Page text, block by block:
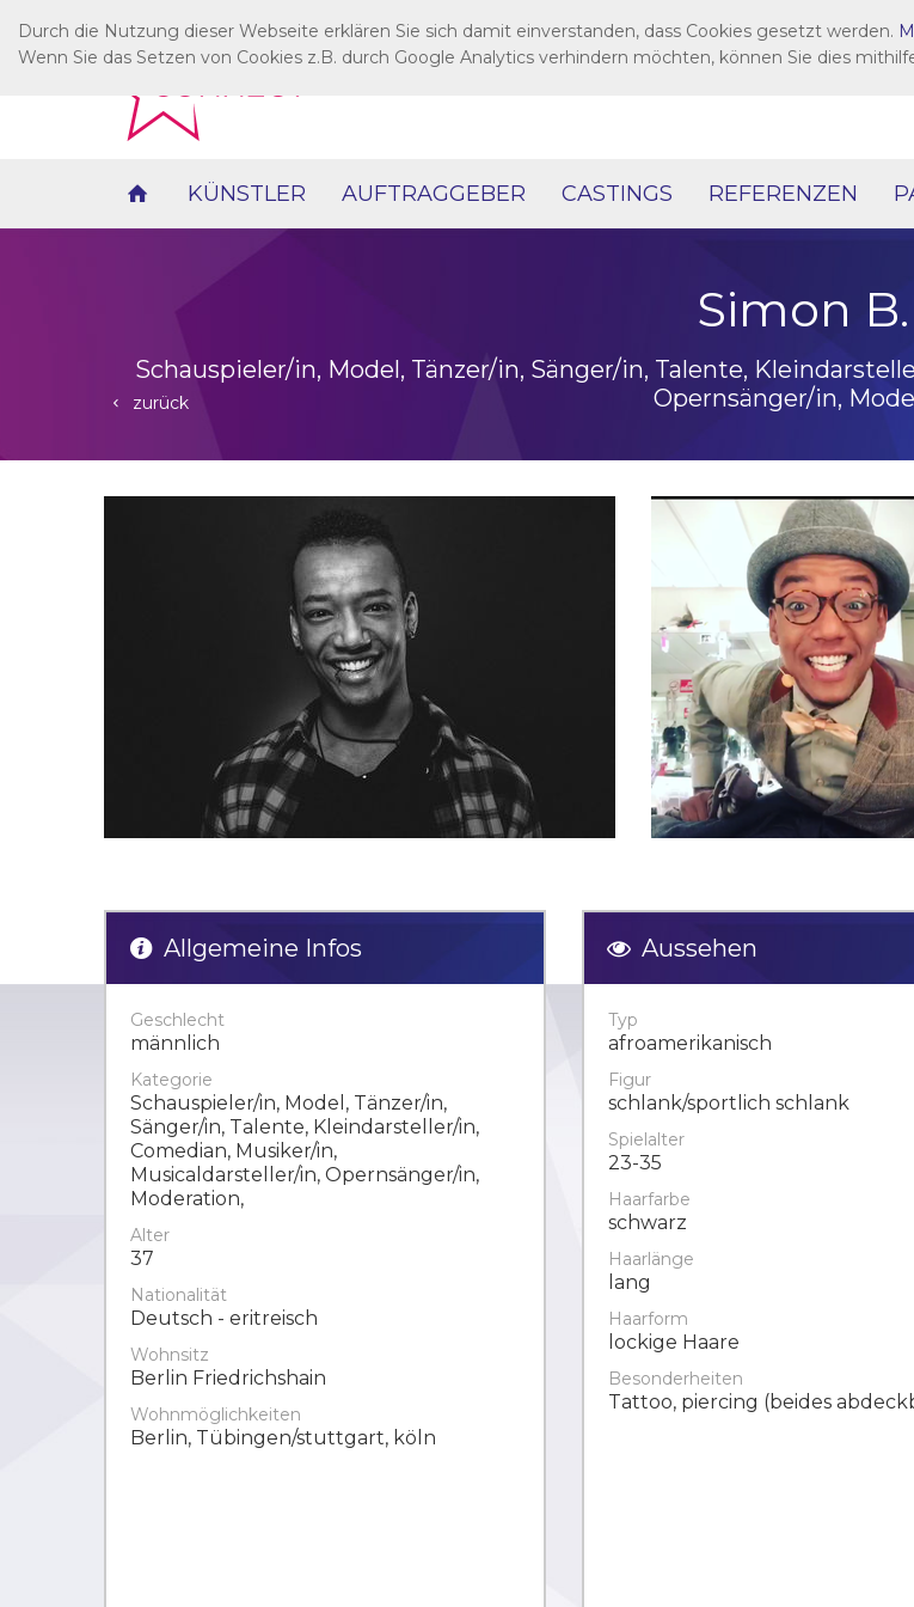
KÜNSTLER AUFTRAGGEBER CASTINGS REFERENZEN
Simon B.
zurück
Schauspieler/in, Model, Tänzer/in, Sänger/in, Talente,
Opernsänger/in,
Allgemeine Infos
Geschlecht
männlich
Kategorie
Schauspieler/in, Model, Tänzer/in,
Sänger/in, Talente, Kleindarsteller/in,
Comedian, Musiker/in,
Musicaldarsteller/in, Opernsänger/in,
Moderation,
Alter
37
Nationalität
Deutsch - eritreisch
Wohnsitz
Berlin Friedrichshain
Wohnmöglichkeiten
Berlin, Tübingen/stuttgart, köln
Aussehen
Typ
afroamerikanisch
Figur
schlank/sportlich schlank
Spielalter
23-35
Haarfarbe
schwarz
Haarlänge
lang
Haarform
lockige Haare
Besonderheiten
Tattoo, piercing (beides
Durch die Nutzung dieser Webseite erklären Sie sich damit einverstanden, dass Cookies gesetzt werden.
Wenn Sie das Setzen von Cookies z.B. durch Google Analytics verhindern möchten, können Sie dies